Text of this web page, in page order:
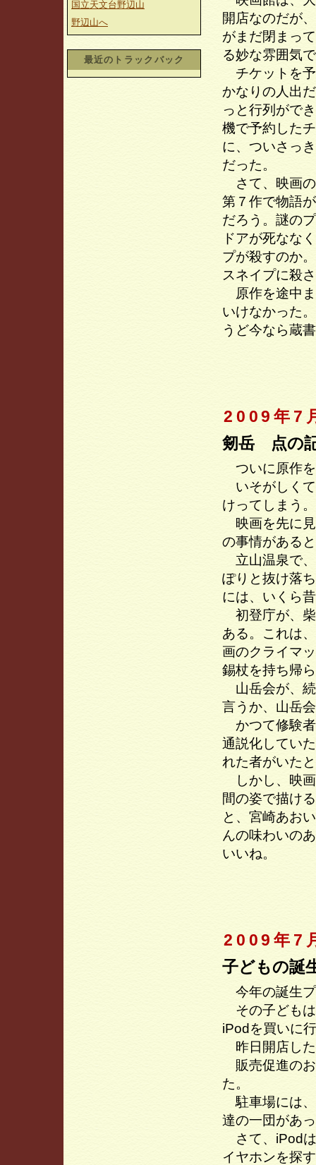
国立天文台野辺山
野辺山へ
最近のトラックバック
開店なのだが
がまだ閉まっ
る妙な雰囲気
チケットを予
かなりの人出
っと行列がで
機で予約した
に、ついさっ
だった。
さて、映画の
第７作で物語
だろう。謎の
ドアが死なな
プが殺すのか
スネイプに殺
原作を途中ま
いけなかった
うど今なら蔵
2009年7
剱岳 点の
ついに原作
いそがしくて
けってしまう
映画を先に見
の事情がある
立山温泉で、
ぽりと抜け落
には、いくら
初登庁が、柴
ある。これは
画のクライマ
錫杖を持ち帰
山岳会が、続
言うか、山岳
かつて修験者
通説化してい
れた者がいた
しかし、映画
間の姿で描け
と、宮崎あお
んの味わいの
いいね。
2009年7
子どもの誕
今年の誕生プ
その子どもは
iPodを買いに
昨日開店した
販売促進のお
た。
駐車場には、
達の一団があ
さて、iPodは
イヤホンを探